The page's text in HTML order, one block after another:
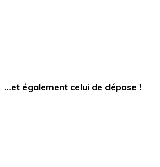
…et également celui de dépose !